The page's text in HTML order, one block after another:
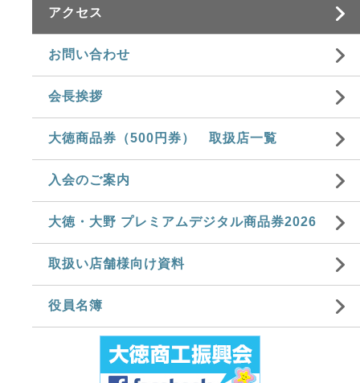
アクセス
お問い合わせ
会長挨拶
大徳商品券（500円券） 取扱店一覧
入会のご案内
大徳・大野 プレミアムデジタル商品券2026
取扱い店舗様向け資料
役員名簿